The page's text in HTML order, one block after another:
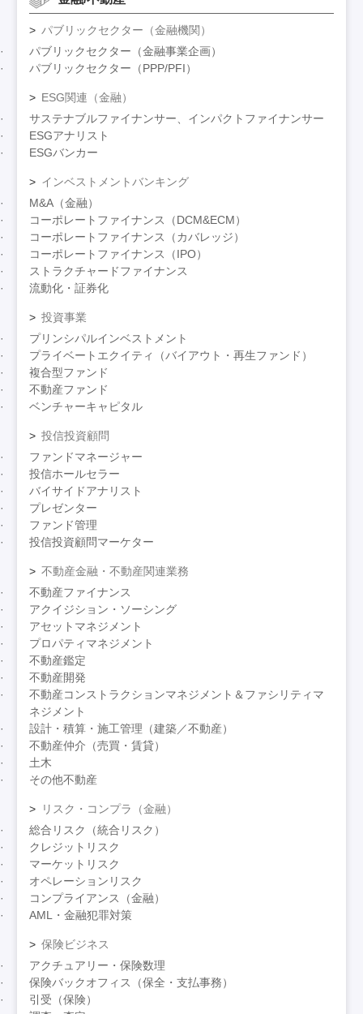
パブリックセクター（金融機関）
パブリックセクター（金融事業企画）
パブリックセクター（PPP/PFI）
ESG関連（金融）
サステナブルファイナンサー、インパクトファイナンサー
ESGアナリスト
ESGバンカー
インベストメントバンキング
M&A（金融）
コーポレートファイナンス（DCM&ECM）
コーポレートファイナンス（カバレッジ）
コーポレートファイナンス（IPO）
ストラクチャードファイナンス
流動化・証券化
投資事業
プリンシパルインベストメント
プライベートエクイティ（バイアウト・再生ファンド）
複合型ファンド
不動産ファンド
ベンチャーキャピタル
投信投資顧問
ファンドマネージャー
投信ホールセラー
バイサイドアナリスト
プレゼンター
ファンド管理
投信投資顧問マーケター
不動産金融・不動産関連業務
不動産ファイナンス
アクイジション・ソーシング
アセットマネジメント
プロパティマネジメント
不動産鑑定
不動産開発
不動産コンストラクションマネジメント＆ファシリティマ
ネジメント
設計・積算・施工管理（建築／不動産）
不動産仲介（売買・賃貸）
土木
その他不動産
リスク・コンプラ（金融）
総合リスク（統合リスク）
クレジットリスク
マーケットリスク
オペレーションリスク
コンプライアンス（金融）
AML・金融犯罪対策
保険ビジネス
アクチュアリー・保険数理
保険バックオフィス（保全・支払事務）
引受（保険）